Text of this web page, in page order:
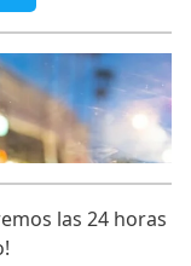
las 24 horas